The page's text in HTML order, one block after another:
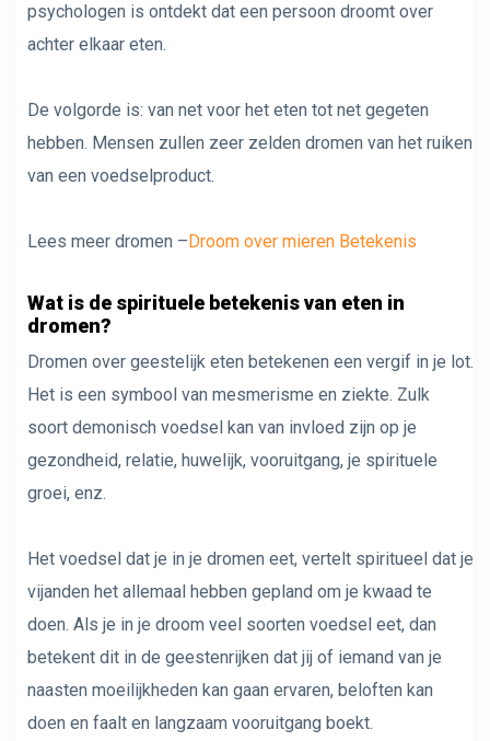
psychologen is ontdekt dat een persoon droomt over
achter elkaar eten.
De volgorde is: van net voor het eten tot net gegeten
hebben. Mensen zullen zeer zelden dromen van het ruiken
van een voedselproduct.
Lees meer dromen –Droom over mieren Betekenis
Wat is de spirituele betekenis van eten in
dromen?
Dromen over geestelijk eten betekenen een vergif in je lot.
Het is een symbool van mesmerisme en ziekte. Zulk
soort demonisch voedsel kan van invloed zijn op je
gezondheid, relatie, huwelijk, vooruitgang, je spirituele
groei, enz.
Het voedsel dat je in je dromen eet, vertelt spiritueel dat je
vijanden het allemaal hebben gepland om je kwaad te
doen. Als je in je droom veel soorten voedsel eet, dan
betekent dit in de geestenrijken dat jij of iemand van je
naasten moeilijkheden kan gaan ervaren, beloften kan
doen en faalt en langzaam vooruitgang boekt.